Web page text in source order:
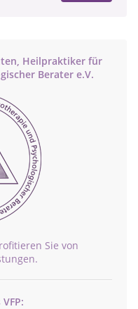
Heilpraktiker für
Berater e.V.
Sie von